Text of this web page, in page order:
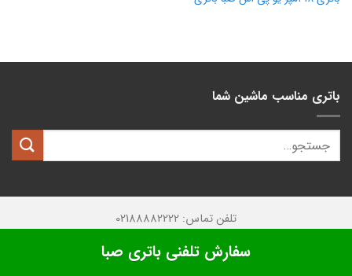
باتری مناسب ماشین شما
تلفن تماس: 02188882222
تمامی حقوق این وبسایت متعلق به
کیان باتری
سفارش تلفنی باتری صبا